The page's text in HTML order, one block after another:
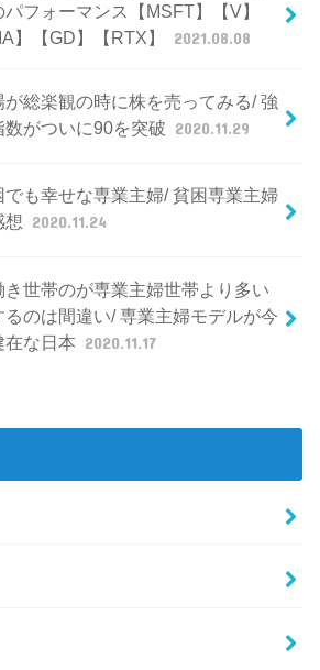
パフォーマンス【MSFT】【V】
】【GD】【RTX】
2021.08.08
が総楽観の時に株を売ってみる/ 強
数がついに90を突破 2020.11.29
でも幸せな専業主婦/ 貧困専業主婦
想 2020.11.24
き世帯のが専業主婦世帯より多い
るのは間違い/ 専業主婦モデルが今
在な日本 2020.11.17